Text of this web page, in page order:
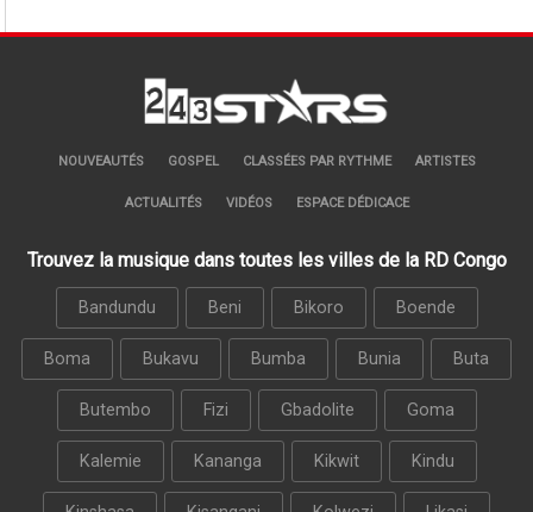
NOUVEAUTÉS GOSPEL CLASSÉES PAR RYTHME ARTISTES
ACTUALITÉS VIDÉOS ESPACE DÉDICACE
Trouvez la musique dans toutes les villes de la RD Congo
Bandundu Beni Bikoro Boende
Boma Bukavu Bumba Bunia Buta
Butembo Fizi Gbadolite Goma
Kalemie Kananga Kikwit Kindu